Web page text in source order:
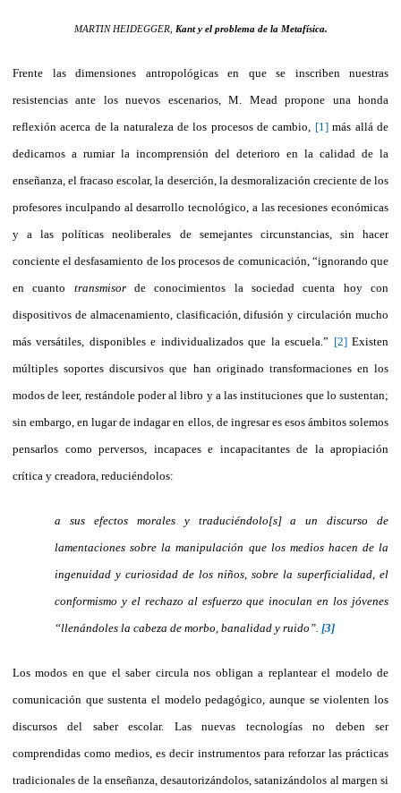
MARTIN HEIDEGGER, Kant y el problema de la Metafísica.
Frente las dimensiones antropológicas en que se inscriben nuestras
resistencias ante los nuevos escenarios, M. Mead propone una honda
reflexión acerca de la naturaleza de los procesos de cambio, [1]más allá de
dedicarnos a rumiar la incomprensión del deterioro en la calidad de la
enseñanza, el fracaso escolar, la deserción, la desmoralización creciente de los
profesores inculpando al desarrollo tecnológico, a las recesiones económicas
y a las políticas neoliberales de semejantes circunstancias, sin hacer
conciente el desfasamiento de los procesos de comunicación, “ignorando que
en cuanto transmisorde conocimientos la sociedad cuenta hoy con
dispositivos de almacenamiento, clasificación, difusión y circulación mucho
más versátiles, disponibles e individualizados que la escuela.” [2]Existen
múltiples soportes discursivos que han originado transformaciones en los
modos de leer, restándole poder al libro y a las instituciones que lo sustentan;
sin embargo, en lugar de indagar en ellos, de ingresar es esos ámbitos solemos
pensarlos como perversos, incapaces e incapacitantes de la apropiación
crítica y creadora, reduciéndolos:
a sus efectos morales y traduciéndolo[s] a un discurso de
lamentaciones sobre la manipulación que los medios hacen de la
ingenuidad y curiosidad de los niños, sobre la superficialidad, el
conformismo y el rechazo al esfuerzo que inoculan en los jóvenes
“llenándoles la cabeza de morbo, banalidad y ruido”. [3]
Los modos en que el saber circula nos obligan a replantear el modelo de
comunicación que sustenta el modelo pedagógico, aunque se violenten los
discursos del saber escolar. Las nuevas tecnologías no deben ser
comprendidas como medios, es decir instrumentos para reforzar las prácticas
tradicionales de la enseñanza, desautorizándolos, satanizándolos al margen si